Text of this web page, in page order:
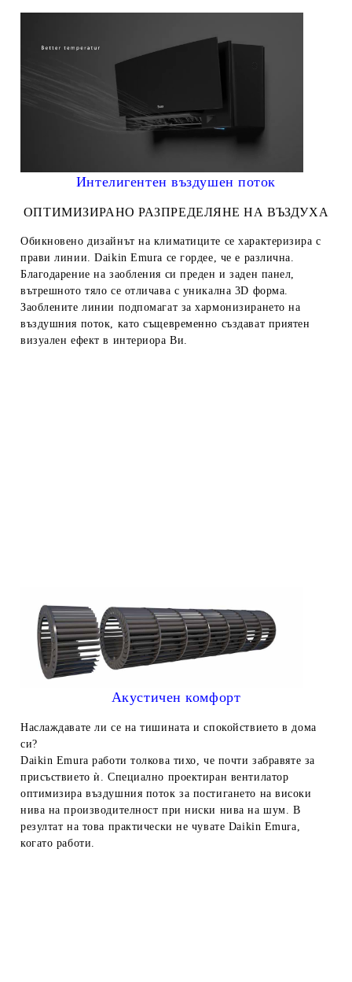
Интелигентен въздушен поток
ОПТИМИЗИРАНО РАЗПРЕДЕЛЯНЕ НА ВЪЗДУХА
Обикновено дизайнът на климатиците се характеризира с
прави линии. Daikin Emura се гордее, че е различна.
Благодарение на заобления си преден и заден панел,
вътрешното тяло се отличава с уникална 3D форма.
Заоблените линии подпомагат за хармонизирането на
въздушния поток, като същевременно създават приятен
визуален ефект в интериора Ви.
Акустичен комфорт
Наслаждавате ли се на тишината и спокойствието в дома
си?
Daikin Emura работи толкова тихо, че почти забравяте за
присъствието ѝ. Специално проектиран вентилатор
оптимизира въздушния поток за постигането на високи
нива на производителност при ниски нива на шум. В
резултат на това практически не чувате Daikin Emura,
когато работи.